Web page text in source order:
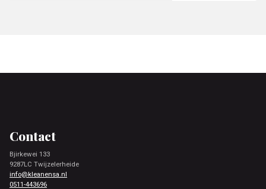
Contact
Bjirkewei 133
9287LC Twijzelerheide
info@kleanensa.nl
0511-443696